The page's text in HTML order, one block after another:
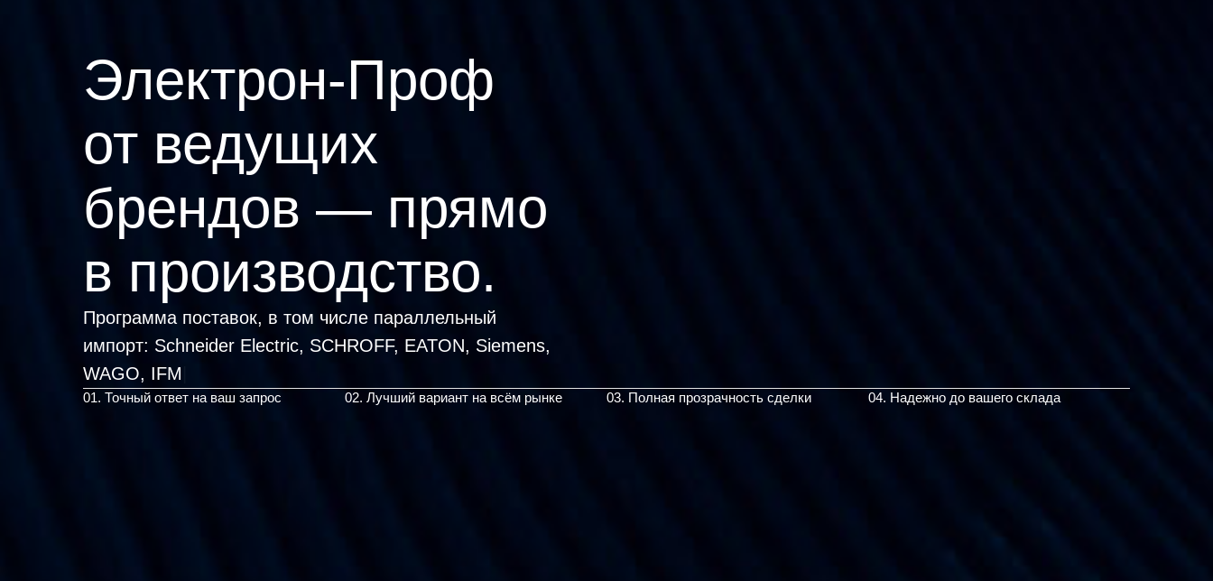
Электрон-Проф
от ведущих
брендов — прямо
в производство.
Программа поставок, в том числе параллельный
импорт:
Schneider Electric, SC
01. Точный ответ на ваш запрос